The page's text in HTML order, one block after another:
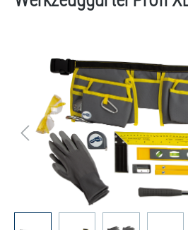
Bildergalerie überspringen